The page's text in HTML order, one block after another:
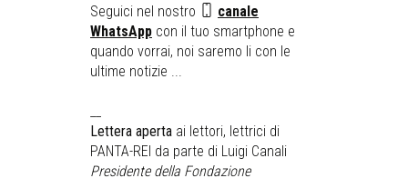
Seguici nel nostro
canale
WhatsApp con il tuo smartphone e
quando vorrai, noi saremo li con le
ultime notizie ...
Lettera aperta ai lettori, lettrici di
PANTA-REI da parte di Luigi Canali
Presidente della Fondazione